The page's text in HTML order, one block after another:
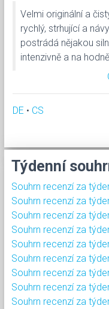
Velmi originální a
rychlý, strhující a
postrádá nějakou
intenzivně a na
DE • CS
Týdenní
Souhrn recenzí za
Souhrn recenzí za
Souhrn recenzí za
Souhrn recenzí za
Souhrn recenzí za
Souhrn recenzí za
Souhrn recenzí za
Souhrn recenzí za
Souhrn recenzí za